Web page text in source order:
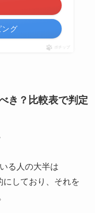
ング
ポチップ
き？比較表で判定
る人の大半は
にしており、それを